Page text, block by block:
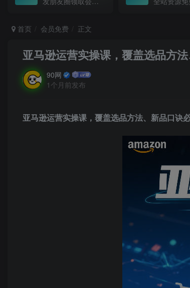
首页 会员免费 正文
亚马逊运营实操课，覆盖选品方
90网
1个月前发布
亚马逊运营实操课 ，覆盖选品方法、新品口诀